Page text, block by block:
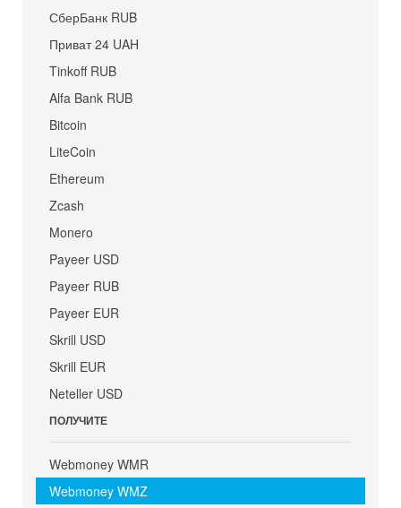
СберБанк RUB
Приват 24 UAH
Tinkoff RUB
Alfa Bank RUB
Bitcoin
LiteCoin
Ethereum
Zcash
Monero
Payeer USD
Payeer RUB
Payeer EUR
Skrill USD
Skrill EUR
Neteller USD
ПОЛУЧИТЕ
Webmoney WMR
Webmoney WMZ